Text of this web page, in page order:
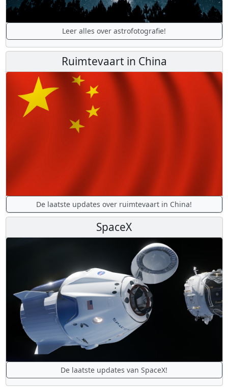
Leer alles over astrofotografie!
Ruimtevaart in China
De laatste updates over ruimtevaart in China!
SpaceX
De laatste updates van SpaceX!